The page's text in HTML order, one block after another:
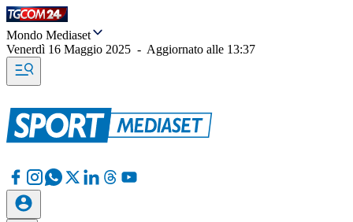
Mondo Mediaset
Venerdì 16 Maggio 2025 - Aggiornato alle 13:37